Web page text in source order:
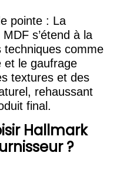
pointe : La
s’étend à la
techniques comme
et le gaufrage
textures et des
rehaussant
final.
Hallmark
?